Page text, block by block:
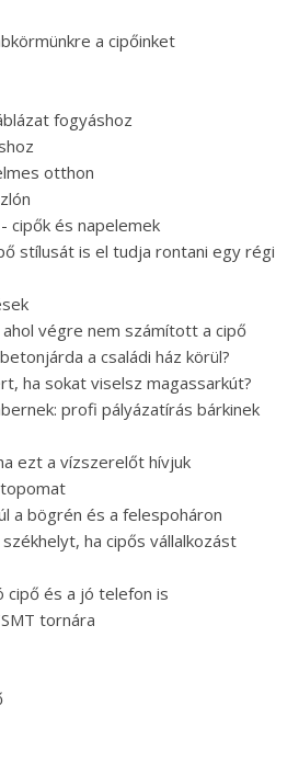
a cipőinket
fogyáshoz
otthon
cipők és napelemek
stílusát is el tudja rontani egy régi
végre nem számított a cipő
a családi ház körül?
ha sokat viselsz magassarkút?
profi pályázatírás bárkinek
ezt a vízszerelőt hívjuk
a bögrén és a felespoháron
ha cipős vállalkozást
cipő és a jó telefon is
tornára